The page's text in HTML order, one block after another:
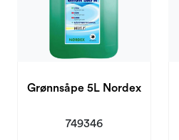
Grønnsåpe 5L Nordex
749346